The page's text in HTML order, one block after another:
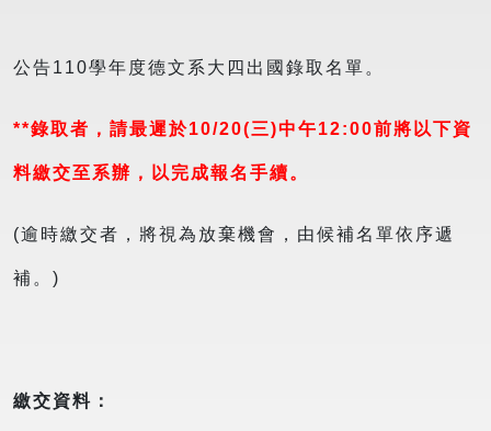
公告110學年度德文系大四出國錄取名單。
**錄取者，請最遲於10/20(三)中午12:00前將以下資
料繳交至系辦，以完成報名手續。
(逾時繳交者，將視為放棄機會，由候補名單依序遞
補。)
繳交資料：